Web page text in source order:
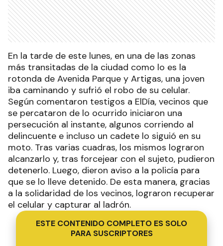
En la tarde de este lunes, en una de las zonas
más transitadas de la ciudad como lo es la
rotonda de Avenida Parque y Artigas, una joven
iba caminando y sufrió el robo de su celular.
Según comentaron testigos a ElDía, vecinos que
se percataron de lo ocurrido iniciaron una
persecución al instante, algunos corriendo al
delincuente e incluso un cadete lo siguió en su
moto. Tras varias cuadras, los mismos lograron
alcanzarlo y, tras forcejear con el sujeto, pudieron
detenerlo. Luego, dieron aviso a la policía para
que se lo lleve detenido. De esta manera, gracias
a la solidaridad de los vecinos, lograron recuperar
el celular y capturar al ladrón.
ESTE CONTENIDO COMPLETO ES SOLO
PARA SUSCRIPTORES